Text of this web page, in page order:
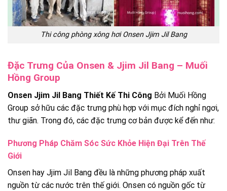
Thi công phòng xông hơi Onsen Jjim Jil Bang
Đặc Trưng Của Onsen & Jjim Jil Bang – Muối
Hồng Group
Onsen Jjim Jil Bang Thiết Kế Thi Công Bởi Muối Hồng
Group sở hữu các đặc trưng phù hợp với mục đích nghỉ ngơi,
thư giãn. Trong đó, các đặc trưng cơ bản được kể đến như:
Phương Pháp Chăm Sóc Sức Khỏe Hiện Đại Trên Thế
Giới
Onsen hay Jjim Jil Bang đều là những phương pháp xuất
nguồn từ các nước trên thế giới. Onsen có nguồn gốc từ